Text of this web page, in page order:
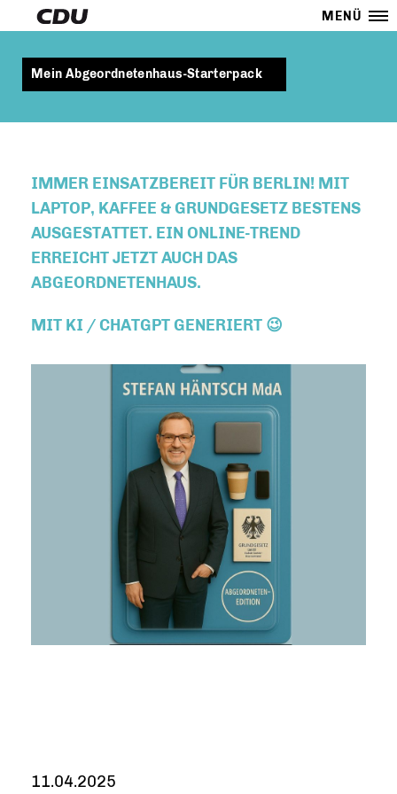
MENÜ
Mein Abgeordnetenhaus-Starterpack
IMMER EINSATZBEREIT FÜR BERLIN! MIT
LAPTOP, KAFFEE & GRUNDGESETZ BESTENS
AUSGESTATTET. EIN ONLINE-TREND
ERREICHT JETZT AUCH DAS
ABGEORDNETENHAUS.
MIT KI / CHATGPT GENERIERT 😉
11.04.2025